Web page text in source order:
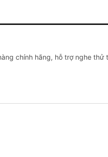
chính hãng, hỗ trợ nghe thử